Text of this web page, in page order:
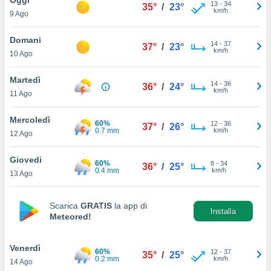
è
al sito
di
ci
di
il
un
la
nella
9 Ago
35° / 23° 13- 34
km/h
Domani
10 Ago
37° / 23° 14- 37
km/h
Martedì
11 Ago
36° / 24° 14- 36
km/h
Mercoledì
12 Ago
60%
0.7 mm
37° / 26° 12- 36
km/h
Giovedi
13 Ago
60%
0.4 mm
36° / 25° 8- 34
km/h
Scarica GRATIS la app di
Meteored!
Installa
Venerdì
14 Ago
60%
0.2 mm
35° / 25° 12- 37
km/h